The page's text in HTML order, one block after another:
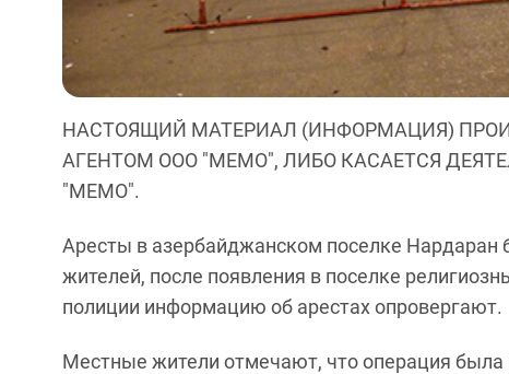
НАСТОЯЩИЙ МАТЕРИАЛ (ИНФОРМАЦИЯ)
АГЕНТОМ ООО "МЕМО", ЛИБО КАСАЕТСЯ
"МЕМО".
Аресты в азербайджанском поселке Нардаран
жителей, после появления в поселке
полиции информацию об арестах опровергают.
Местные жители отмечают, что операция была